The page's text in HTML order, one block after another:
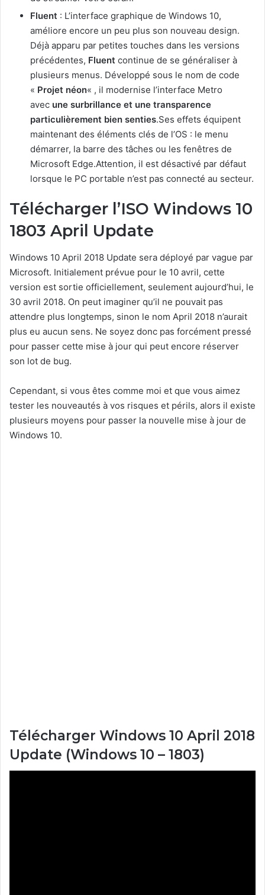
Fluent : L’interface graphique de Windows 10,
améliore encore un peu plus son nouveau design.
Déjà apparu par petites touches dans les versions
précédentes, Fluent continue de se généraliser à
plusieurs menus. Développé sous le nom de code
« Projet néon« , il modernise l’interface Metro
avec une surbrillance et une transparence
particulièrement bien senties.Ses effets équipent
maintenant des éléments clés de l’OS : le menu
démarrer, la barre des tâches ou les fenêtres de
Microsoft Edge.Attention, il est désactivé par défaut
lorsque le PC portable n’est pas connecté au secteur.
Télécharger l’ISO Windows 10
1803 April Update
Windows 10 April 2018 Update sera déployé par vague par
Microsoft. Initialement prévue pour le 10 avril, cette
version est sortie officiellement, seulement aujourd’hui, le
30 avril 2018. On peut imaginer qu’il ne pouvait pas
attendre plus longtemps, sinon le nom April 2018 n’aurait
plus eu aucun sens. Ne soyez donc pas forcément pressé
pour passer cette mise à jour qui peut encore réserver
son lot de bug.
Cependant, si vous êtes comme moi et que vous aimez
tester les nouveautés à vos risques et périls, alors il existe
plusieurs moyens pour passer la nouvelle mise à jour de
Windows 10.
Télécharger Windows 10 April 2018
Update (Windows 10 – 1803)